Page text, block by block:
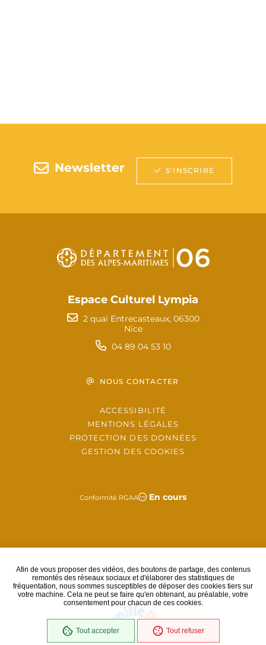
Afin de vous proposer des vidéos, des boutons de partage, des contenus
remontés des réseaux sociaux et d'élaborer des statistiques de
fréquentation, nous sommes susceptibles de déposer des cookies tiers sur
votre machine. Cela ne peut se faire qu'en obtenant, au préalable, votre
consentement pour chacun de ces cookies.
Tout accepter Tout refuser
Newsletter S'INSCRIRE
Espace Culturel Lympia
2 quai Entrecasteaux, 06300
Nice
04 89 04 53 10
NOUS CONTACTER
ACCESSIBILITÉ
MENTIONS LÉGALES
PROTECTION DES DONNÉES
GESTION DES COOKIES
Conformité RGAA En cours
Partenaire(s)